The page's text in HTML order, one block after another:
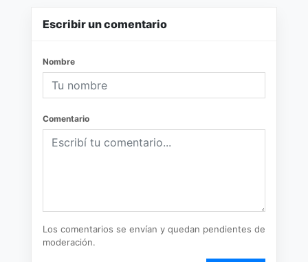
Escribir un comentario
Nombre
Comentario
Los comentarios se envían y quedan pendientes de
moderación.